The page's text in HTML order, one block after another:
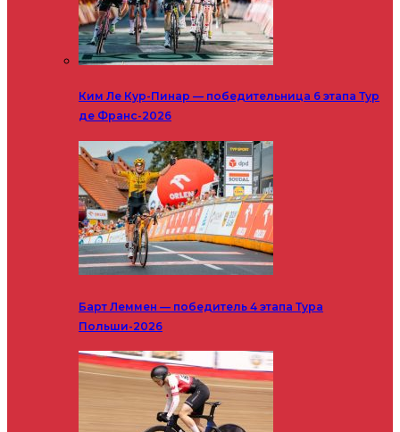
Ким Ле Кур-Пинар — победительница 6 этапа Тур
де Франс-2026
Барт Леммен — победитель 4 этапа Тура
Польши-2026